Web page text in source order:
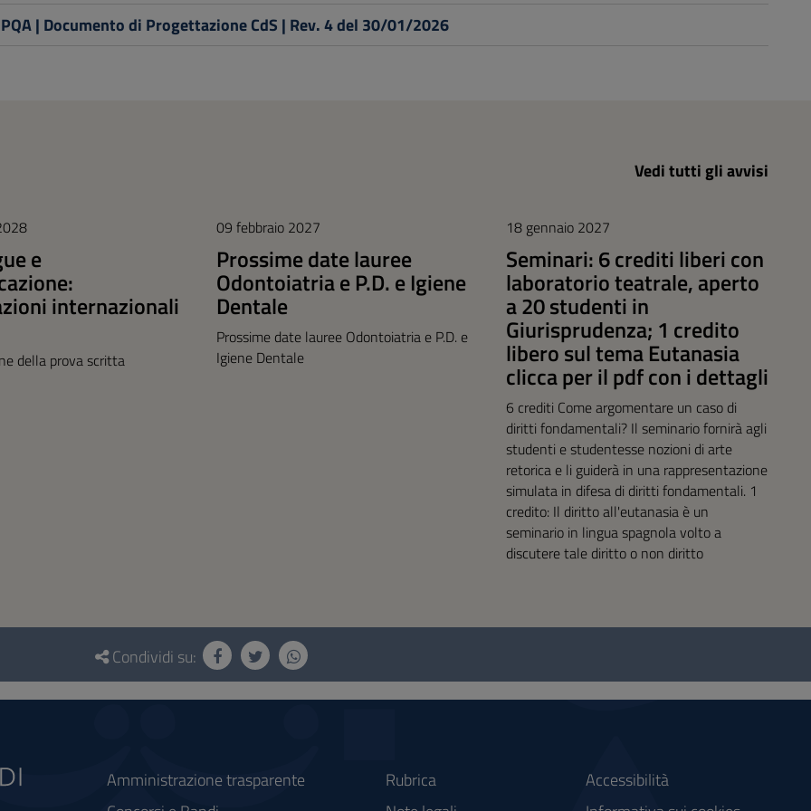
| Documento di Progettazione CdS | Rev. 4 del 30/01/2026
Vedi tutti gli avvisi
e
internazionali
della prova scritta
09 febbraio 2027
Prossime date lauree
Odontoiatria e P.D. e Igiene
Dentale
Prossime date lauree Odontoiatria e P.D. e
Igiene Dentale
18 gennaio 2027
Seminari: 6 crediti liberi con
laboratorio teatrale, aperto
a 20 studenti in
Giurisprudenza; 1 credito
libero sul tema Eutanasia
clicca per il pdf con i dettagli
6 crediti Come argomentare un caso di
diritti fondamentali? Il seminario fornirà agli
studenti e studentesse nozioni di arte
retorica e li guiderà in una rappresentazione
simulata in difesa di diritti fondamentali. 1
credito: Il diritto all'eutanasia è un
seminario in lingua spagnola volto a
discutere tale diritto o non diritto
Condividi su:
Amministrazione trasparente
Rubrica
Accessibilità